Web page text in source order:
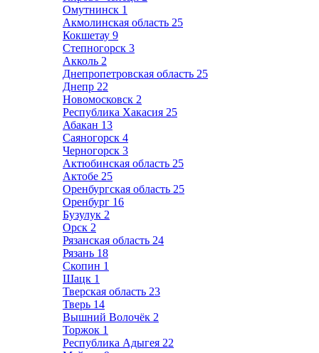
Омутнинск 1
Акмолинская область 25
Кокшетау 9
Степногорск 3
Акколь 2
Днепропетровская область 25
Днепр 22
Новомосковск 2
Республика Хакасия 25
Абакан 13
Саяногорск 4
Черногорск 3
Актюбинская область 25
Актобе 25
Оренбургская область 25
Оренбург 16
Бузулук 2
Орск 2
Рязанская область 24
Рязань 18
Скопин 1
Шацк 1
Тверская область 23
Тверь 14
Вышний Волочёк 2
Торжок 1
Республика Адыгея 22